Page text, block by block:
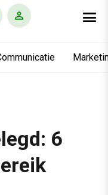
6